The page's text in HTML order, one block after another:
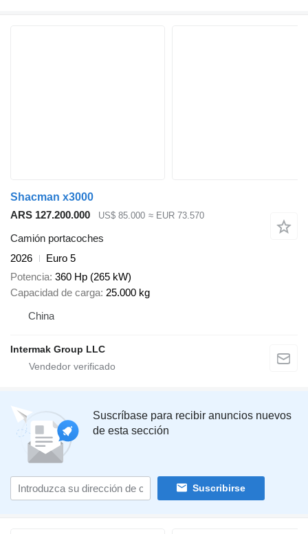
Shacman x3000
ARS 127.200.000
US$ 85.000 ≈ EUR 73.570
Camión portacoches
2026
Euro 5
Potencia 360 Hp (265 kW)
Capacidad de carga 25.000 kg
China
Intermak Group LLC
Suscríbase para recibir anuncios nuevos
de esta sección
Suscribirse